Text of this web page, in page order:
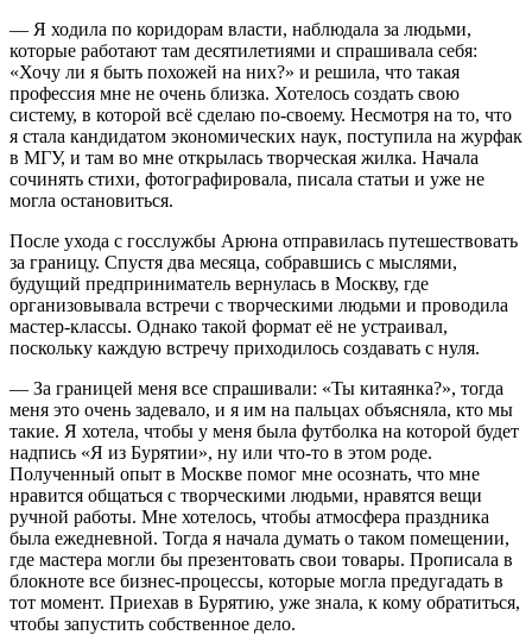
— Я ходила по коридорам власти, наблюдала за людьми,
которые работают там десятилетиями и спрашивала себя:
«Хочу ли я быть похожей на них?» и решила, что такая
профессия мне не очень близка. Хотелось создать свою
систему, в которой всё сделаю по-своему. Несмотря на то, что
я стала кандидатом экономических наук, поступила на журфак
в МГУ, и там во мне открылась творческая жилка. Начала
сочинять стихи, фотографировала, писала статьи и уже не
могла остановиться.
После ухода с госслужбы Арюна отправилась путешествовать
за границу. Спустя два месяца, собравшись с мыслями,
будущий предприниматель вернулась в Москву, где
организовывала встречи с творческими людьми и проводила
мастер-классы. Однако такой формат её не устраивал,
поскольку каждую встречу приходилось создавать с нуля.
— За границей меня все спрашивали: «Ты китаянка?», тогда
меня это очень задевало, и я им на пальцах объясняла, кто мы
такие. Я хотела, чтобы у меня была футболка на которой будет
надпись «Я из Бурятии», ну или что-то в этом роде.
Полученный опыт в Москве помог мне осознать, что мне
нравится общаться с творческими людьми, нравятся вещи
ручной работы. Мне хотелось, чтобы атмосфера праздника
была ежедневной. Тогда я начала думать о таком помещении,
где мастера могли бы презентовать свои товары. Прописала в
блокноте все бизнес-процессы, которые могла предугадать в
тот момент. Приехав в Бурятию, уже знала, к кому обратиться,
чтобы запустить собственное дело.